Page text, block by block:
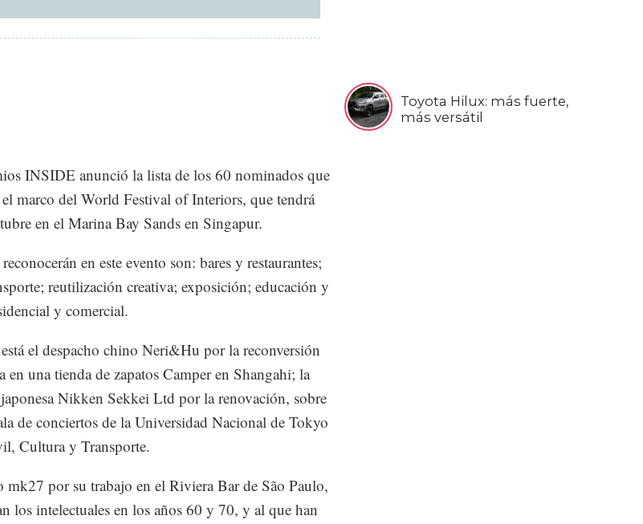
Toyota Hilux: más fuerte,
más versátil
INSIDE anunció la lista de los 60 nominados que
el marco del World Festival of Interiors, que tendrá
en el Marina Bay Sands en Singapur.
en este evento son: bares y restaurantes;
reutilización creativa; exposición; educación y
y comercial.
el despacho chino Neri&Hu por la reconversión
en una tienda de zapatos Camper en Shangahi; la
Nikken Sekkei Ltd por la renovación, sobre
de conciertos de la Universidad Nacional de Tokyo
Cultura y Transporte.
mk27 por su trabajo en el Riviera Bar de São Paulo,
los intelectuales en los años 60 y 70, y al que han